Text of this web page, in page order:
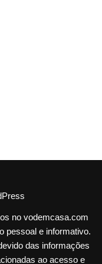
no vodemcasa.com
pessoal e informativo.
das informações
ao acesso e